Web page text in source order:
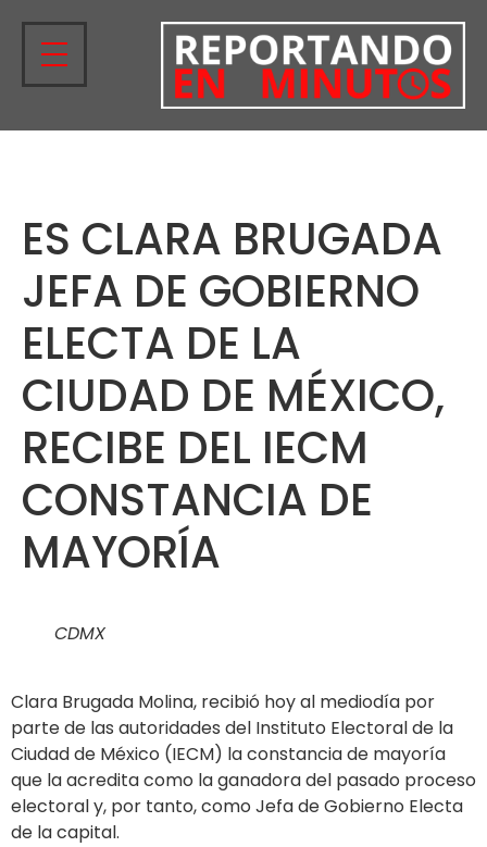
ES CLARA BRUGADA
JEFA DE GOBIERNO
ELECTA DE LA
CIUDAD DE MÉXICO,
RECIBE DEL IECM
CONSTANCIA DE
MAYORÍA
CDMX
Clara Brugada Molina, recibió hoy al mediodía por
parte de las autoridades del Instituto Electoral de la
Ciudad de México (IECM) la constancia de mayoría
que la acredita como la ganadora del pasado proceso
electoral y, por tanto, como Jefa de Gobierno Electa
de la capital.